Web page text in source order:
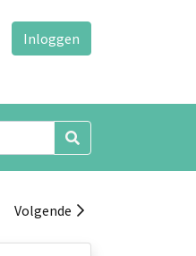
Inloggen
Volgende